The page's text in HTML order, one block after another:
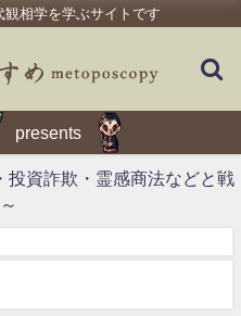
観相学を学ぶサイトです
presents